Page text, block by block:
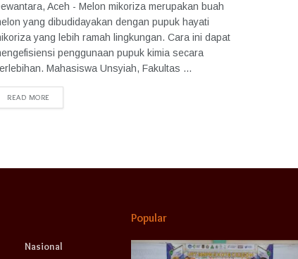
Aceh - Melon mikoriza merupakan buah
yang dibudidayakan dengan pupuk hayati
yang lebih ramah lingkungan. Cara ini dapat
penggunaan pupuk kimia secara
Mahasiswa Unsyiah, Fakultas ...
READ MORE
Nasional
Popular